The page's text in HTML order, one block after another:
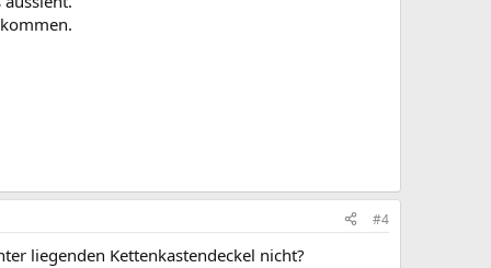
#4
liegenden Kettenkastendeckel nicht?